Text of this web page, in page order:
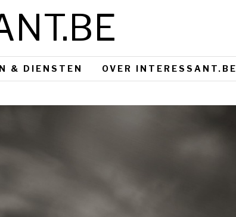
& DIENSTEN OVER INTERESSANT.BE